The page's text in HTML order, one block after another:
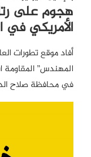
هجوم على
الأمريكي في
أفاد موقع تطورات
المهندس” المقاومة
في محافظة صلاح